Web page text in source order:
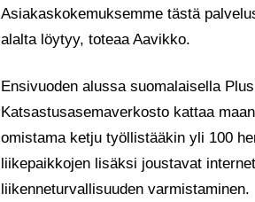
Asiakaskokemuksemme tästä
alalta löytyy, toteaa Aavikko.
Ensivuoden alussa suomalaisella
Katsastusasemaverkosto kattaa
omistama ketju työllistääkin yli 100
liikepaikkojen lisäksi joustavat
liikenneturvallisuuden varmistaminen.